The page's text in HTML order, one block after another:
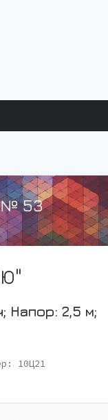
№ 53
Напор: 2,5 м;
10Ц21